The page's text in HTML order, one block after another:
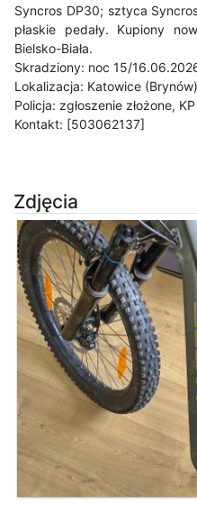
Syncros DP30; sztyca
płaskie pedały. Kupiony
Bielsko-Biała.
Skradziony: noc 15/
Lokalizacja: Katowice (Brynów)
Policja: zgłoszenie złożone,
Kontakt: [503062137]
Zdjęcia